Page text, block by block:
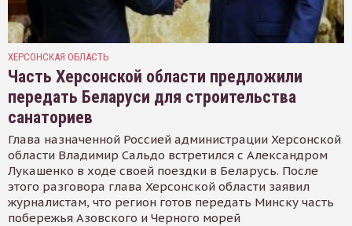
ХЕРСОНСКАЯ ОБЛАСТЬ
Часть Херсонской области предложили
передать Беларуси для строительства
санаториев
Глава назначенной Россией администрации Херсонской
области Владимир Сальдо встретился с Александром
Лукашенко в ходе своей поездки в Беларусь. После
этого разговора глава Херсонской области заявил
журналистам, что регион готов передать Минску часть
побережья Азовского и Черного морей